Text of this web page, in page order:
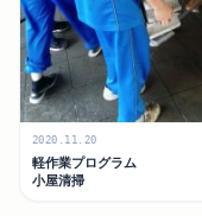
2020.11.20
軽作業プログラム
小屋清掃